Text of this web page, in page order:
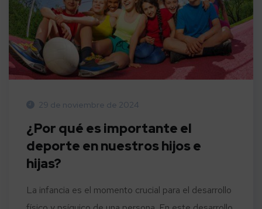
29 de noviembre de 2024
¿Por qué es importante el
deporte en nuestros hijos e
hijas?
La infancia es el momento crucial para el desarrollo